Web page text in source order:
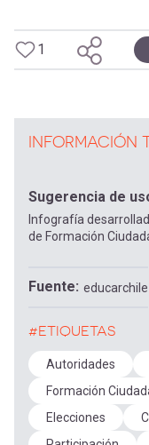
entrar
a
mi
cuenta
1
INFORMACIÓN
Sugerencia de
Infografía
de Formación
Fuente educarchile
#ETIQUETAS
Autoridades
Formación
Elecciones